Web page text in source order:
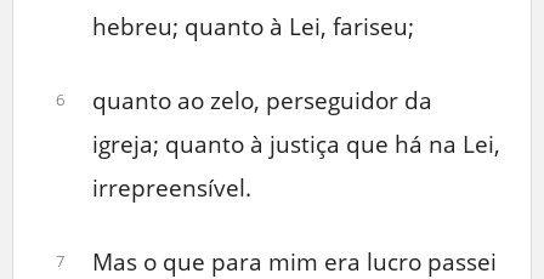
hebreu; quanto à Lei, fariseu;
6
quanto ao zelo, perseguidor da
igreja; quanto à justiça que há na Lei,
irrepreensível.
7
Mas o que para mim era lucro passei